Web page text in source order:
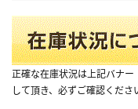
正確な在庫状況は上記バナ
して頂き、必ずご確認くださ